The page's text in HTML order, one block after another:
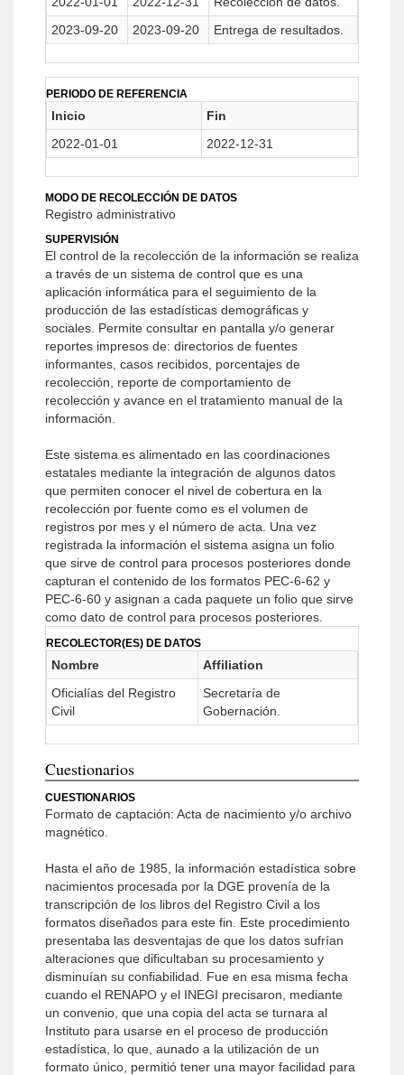
2023-09-20
2023-09-20 Entrega de resultados.
PERIODO DE REFERENCIA
Inicio
Fin
2022-01-01
2022-12-31
MODO DE RECOLECCIÓN DE DATOS
Registro administrativo
SUPERVISIÓN
El control de la recolección de la información se realiza
a través de un sistema de control que es una
aplicación informática para el seguimiento de la
producción de las estadísticas demográficas y
sociales. Permite consultar en pantalla y/o generar
reportes impresos de: directorios de fuentes
informantes, casos recibidos, porcentajes de
recolección, reporte de comportamiento de
recolección y avance en el tratamiento manual de la
información.
Este sistema es alimentado en las coordinaciones
estatales mediante la integración de algunos datos
que permiten conocer el nivel de cobertura en la
recolección por fuente como es el volumen de
registros por mes y el número de acta. Una vez
registrada la información el sistema asigna un folio
que sirve de control para procesos posteriores donde
capturan el contenido de los formatos PEC-6-62 y
PEC-6-60 y asignan a cada paquete un folio que sirve
como dato de control para procesos posteriores.
RECOLECTOR(ES) DE DATOS
Nombre
Affiliation
Oficialías del Registro
Civil
Secretaría de
Gobernación.
Cuestionarios
CUESTIONARIOS
Formato de captación: Acta de nacimiento y/o archivo
magnético.
Hasta el año de 1985, la información estadística sobre
nacimientos procesada por la DGE provenía de la
transcripción de los libros del Registro Civil a los
formatos diseñados para este fin. Este procedimiento
presentaba las desventajas de que los datos sufrían
alteraciones que dificultaban su procesamiento y
disminuían su confiabilidad. Fue en esa misma fecha
cuando el RENAPO y el INEGI precisaron, mediante
un convenio, que una copia del acta se turnara al
Instituto para usarse en el proceso de producción
estadística, lo que, aunado a la utilización de un
formato único, permitió tener una mayor facilidad para